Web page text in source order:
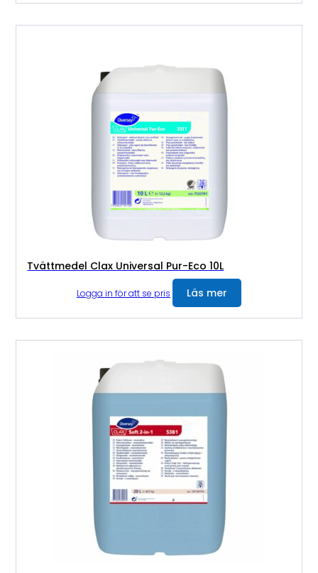
Tvättmedel Clax Universal Pur-Eco 10L
Logga in för att se pris Läs mer